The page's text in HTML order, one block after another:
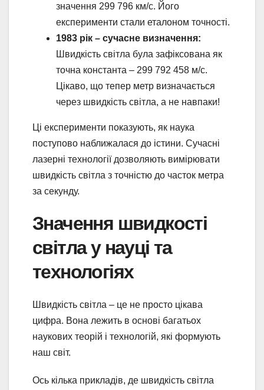
значення 299 796 км/с. Його
експерименти стали еталоном точності.
1983 рік – сучасне визначення:
Швидкість світла була зафіксована як
точна константа – 299 792 458 м/с.
Цікаво, що тепер метр визначається
через швидкість світла, а не навпаки!
Ці експерименти показують, як наука
поступово наближалася до істини. Сучасні
лазерні технології дозволяють вимірювати
швидкість світла з точністю до часток метра
за секунду.
Значення швидкості
світла у науці та
технологіях
Швидкість світла – це не просто цікава
цифра. Вона лежить в основі багатьох
наукових теорій і технологій, які формують
наш світ.
Ось кілька прикладів, де швидкість світла